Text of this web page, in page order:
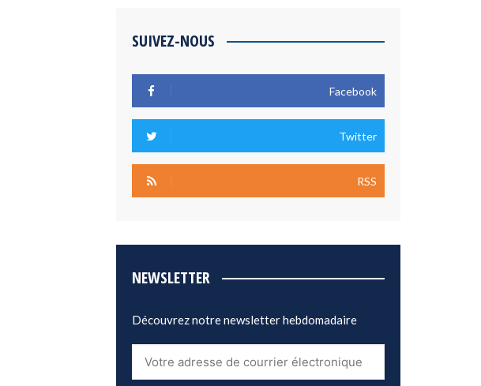
SUIVEZ-NOUS
Facebook
Twitter
RSS
NEWSLETTER
Découvrez notre newsletter hebdomadaire